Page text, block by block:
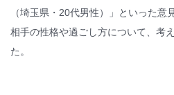
（埼玉県・20代男性）」といった
相手の性格や過ごし方について、考
た。